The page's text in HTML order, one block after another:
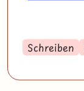
Schreiben